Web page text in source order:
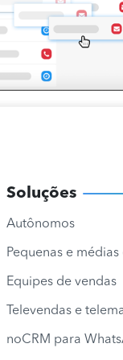
Soluções
Autônomos
Pequenas e
Equipes de vendas
Televendas e
noCRM para